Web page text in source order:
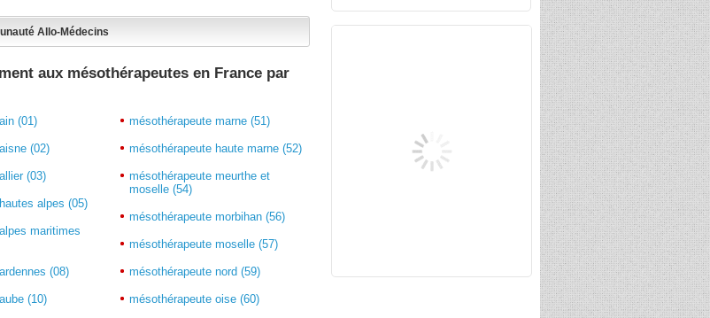
Allo-Médecins
aux mésothérapeutes en France par
(01)
(02)
(03)
alpes (05)
maritimes
(08)
(10)
mésothérapeute marne (51)
mésothérapeute haute marne (52)
mésothérapeute meurthe et
moselle (54)
mésothérapeute morbihan (56)
mésothérapeute moselle (57)
mésothérapeute nord (59)
mésothérapeute oise (60)